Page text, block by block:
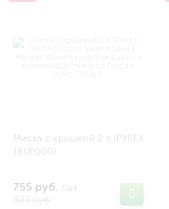
Миска с крышкой 2 л (PYREX
180P000)
755 руб. /шт
922 руб.